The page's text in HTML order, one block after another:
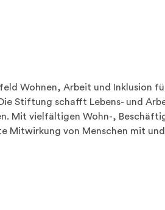
Wohnen, Arbeit und Inklusion
Stiftung schafft Lebens- und
Mit vielfältigen Wohn-,
Mitwirkung von Menschen mit